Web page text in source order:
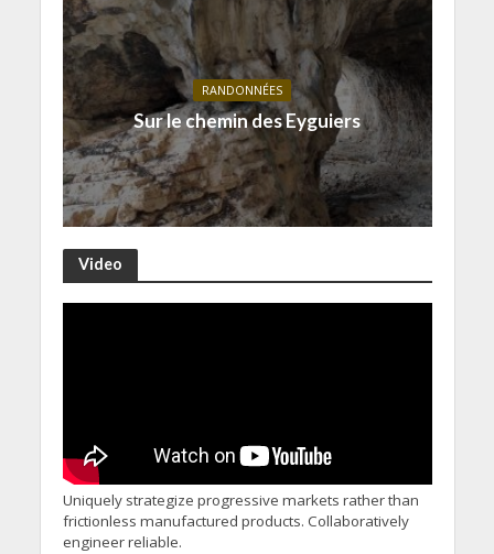
RANDONNÉES
Sur le chemin des Eyguiers
Video
Uniquely strategize progressive markets rather than
frictionless manufactured products. Collaboratively
engineer reliable.